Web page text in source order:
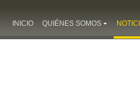
INICIO QUIÉNES SOMOS